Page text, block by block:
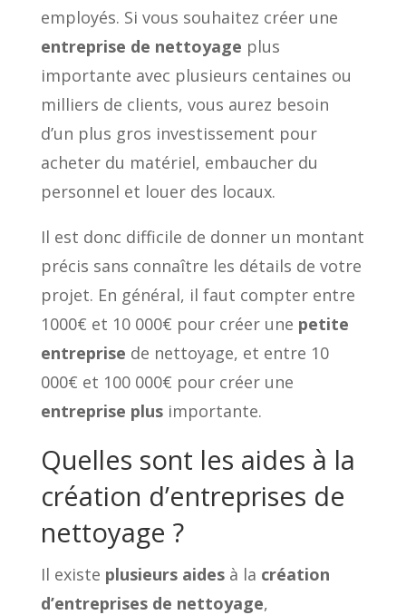
employés. Si vous souhaitez créer une
entreprise de nettoyage plus
importante avec plusieurs centaines ou
milliers de clients, vous aurez besoin
d’un plus gros investissement pour
acheter du matériel, embaucher du
personnel et louer des locaux.
Il est donc difficile de donner un montant
précis sans connaître les détails de votre
projet. En général, il faut compter entre
1000€ et 10 000€ pour créer une petite
entreprise de nettoyage, et entre 10
000€ et 100 000€ pour créer une
entreprise plusimportante.
Quelles sont les aides à la
création d’entreprises de
nettoyage ?
Il existe plusieurs aidesà la création
d’entreprises de nettoyage,